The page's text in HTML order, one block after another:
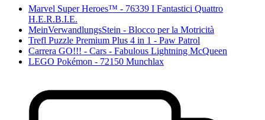
Marvel Super Heroes™ - 76339 I Fantastici Quattro
H.E.R.B.I.E.
MeinVerwandlungsStein - Blocco per la Motricità
Trefl Puzzle Premium Plus 4 in 1 - Paw Patrol
Carrera GO!!! - Cars - Fabulous Lightning McQueen
LEGO Pokémon - 72150 Munchlax